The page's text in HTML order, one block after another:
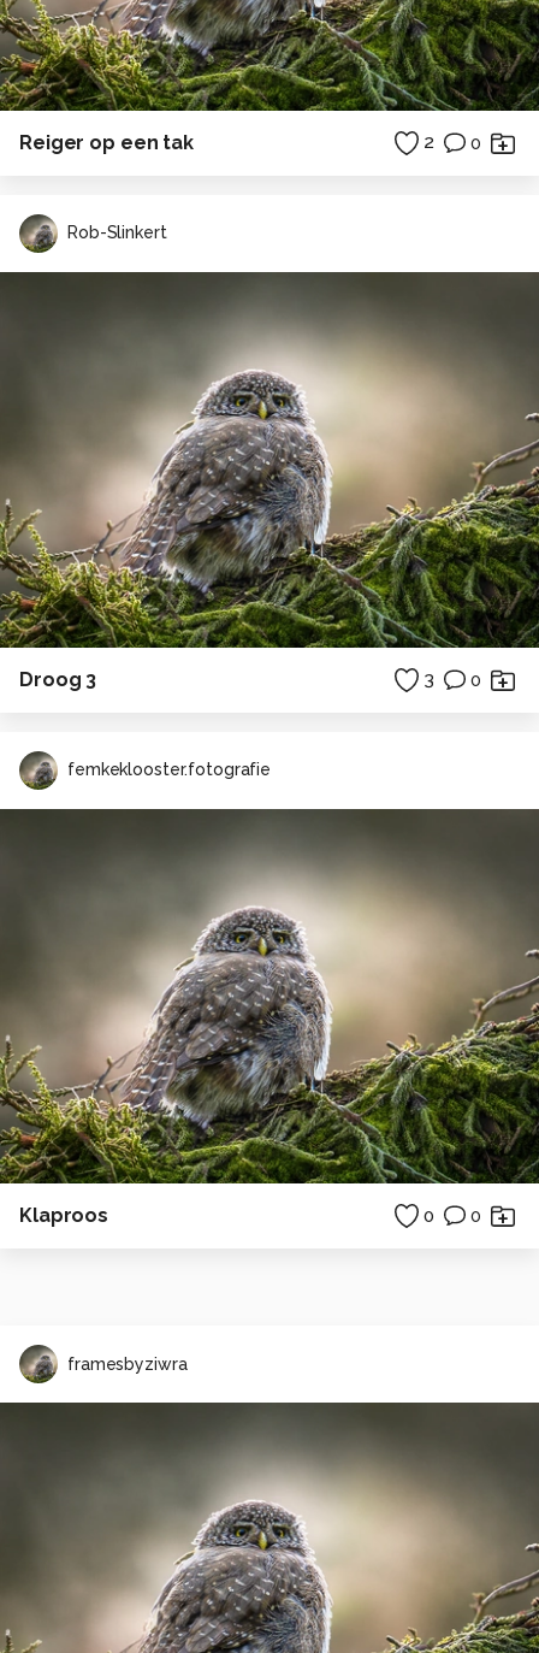
Reiger op een tak 2 0
Rob-Slinkert
Droog 3 3 0
femkeklooster.fotografie
Klaproos 0 0
framesbyziwra